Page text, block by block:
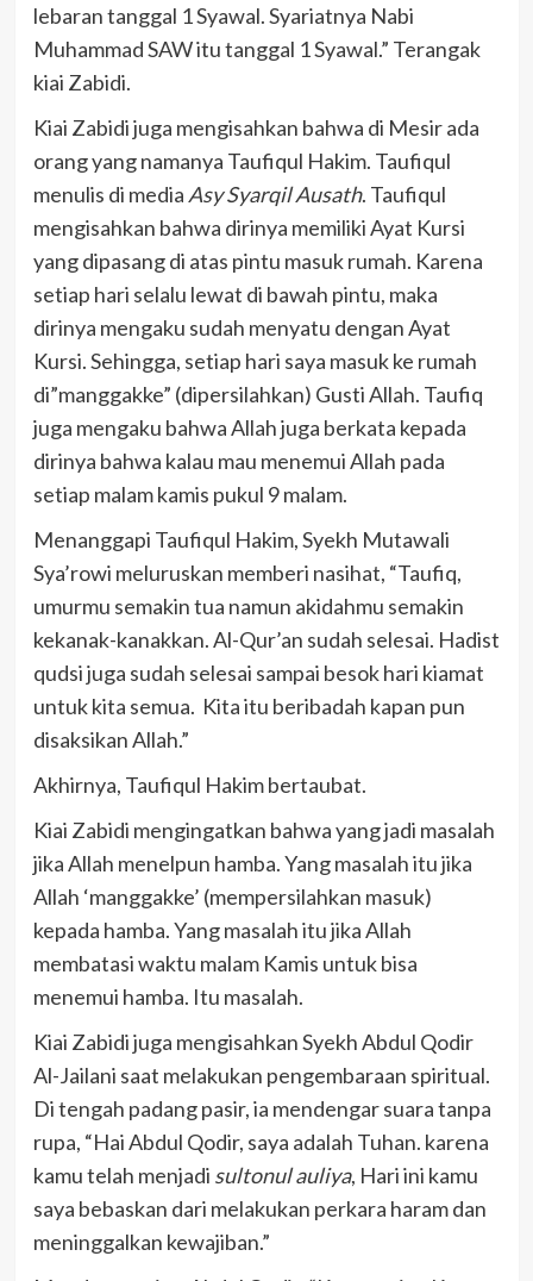
lebaran tanggal 1 Syawal. Syariatnya Nabi
Muhammad SAW itu tanggal 1 Syawal.” Terangak
kiai Zabidi.
Kiai Zabidi juga mengisahkan bahwa di Mesir ada
orang yang namanya Taufiqul Hakim. Taufiqul
menulis di media Asy Syarqil Ausath. Taufiqul
mengisahkan bahwa dirinya memiliki Ayat Kursi
yang dipasang di atas pintu masuk rumah. Karena
setiap hari selalu lewat di bawah pintu, maka
dirinya mengaku sudah menyatu dengan Ayat
Kursi. Sehingga, setiap hari saya masuk ke rumah
di”manggakke” (dipersilahkan) Gusti Allah. Taufiq
juga mengaku bahwa Allah juga berkata kepada
dirinya bahwa kalau mau menemui Allah pada
setiap malam kamis pukul 9 malam.
Menanggapi Taufiqul Hakim, Syekh Mutawali
Sya’rowi meluruskan memberi nasihat, “Taufiq,
umurmu semakin tua namun akidahmu semakin
kekanak-kanakkan. Al-Qur’an sudah selesai. Hadist
qudsi juga sudah selesai sampai besok hari kiamat
untuk kita semua. Kita itu beribadah kapan pun
disaksikan Allah.”
Akhirnya, Taufiqul Hakim bertaubat.
Kiai Zabidi mengingatkan bahwa yang jadi masalah
jika Allah menelpun hamba. Yang masalah itu jika
Allah ‘manggakke’ (mempersilahkan masuk)
kepada hamba. Yang masalah itu jika Allah
membatasi waktu malam Kamis untuk bisa
menemui hamba. Itu masalah.
Kiai Zabidi juga mengisahkan Syekh Abdul Qodir
Al-Jailani saat melakukan pengembaraan spiritual.
Di tengah padang pasir, ia mendengar suara tanpa
rupa, “Hai Abdul Qodir, saya adalah Tuhan. karena
kamu telah menjadi sultonul auliya, Hari ini kamu
saya bebaskan dari melakukan perkara haram dan
meninggalkan kewajiban.”